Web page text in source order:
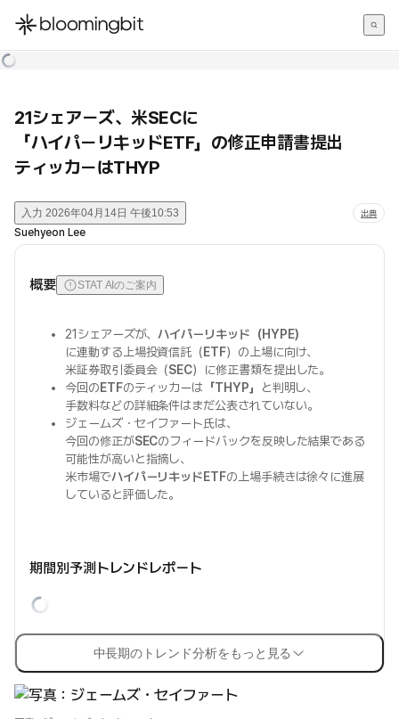
한국어
21シェアーズ、米SECに
「ハイパーリキッドETF」の修正申請書提出
ティッカーはTHYP
入力 2026年04月14日 午後10:53 出典
Suehyeon Lee
概要 STAT AIのご案内
21シェアーズが、ハイパーリキッド（HYPE）
に連動する上場投資信託（ETF）の上場に向け、
米証券取引委員会（SEC）に修正書類を提出した。
今回のETFのティッカーは 「THYP」
と判明し、
手数料などの詳細条件はまだ公表されていない。
ジェームズ・セイファート氏は、
今回の修正がSECのフィードバックを反映した結果である
可能性が高いと指摘し、
米市場でハイパーリキッドETFの上場手続きは徐々に進展
していると評価した。
期間別予測トレンドレポート
中長期のトレンド分析をもっと見る